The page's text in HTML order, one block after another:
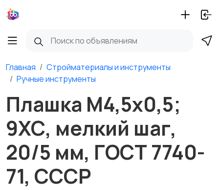
Главная
Стройматериалы и инструменты
Ручные инструменты
Плашка М4,5х0,5;
9ХС, мелкий шаг,
20/5 мм, ГОСТ 7740-
71, СССР